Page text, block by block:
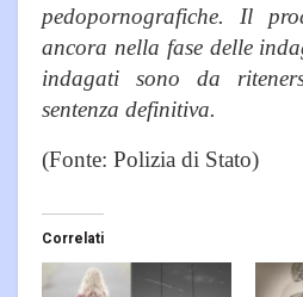
pedopornografiche. Il
ancora nella fase delle
indagati sono da
sentenza definitiva.
(Fonte: Polizia di Stato)
Correlati